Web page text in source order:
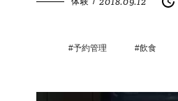
#予約管理 #飲食